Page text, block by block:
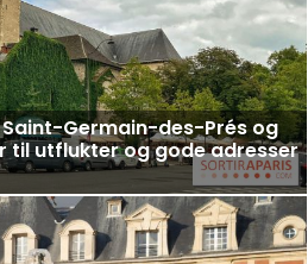
Germain-des-Prés og
til utflukter og gode adresser